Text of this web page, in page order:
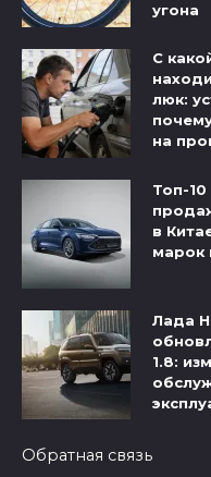
угона
С
люк:
на
Топ-
в
марок
Лада
1.8:
Обратная связь